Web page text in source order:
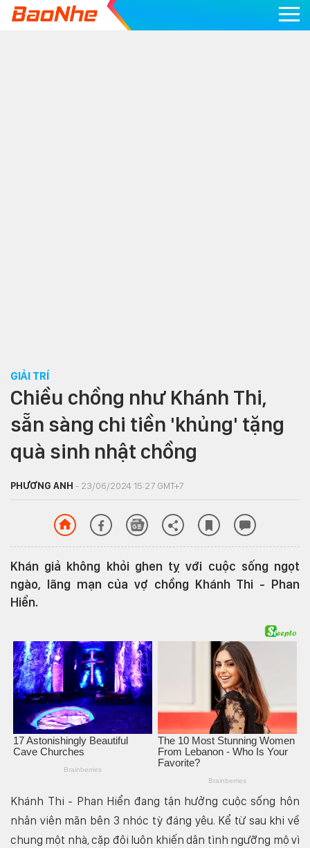
GIẢI TRÍ
Chiều chồng như Khánh Thi,
sẵn sàng chi tiền 'khủng' tặng
quà sinh nhật chồng
PHƯƠNG ANH - 23/06/2024 15:27 GMT+7
Khán giả không khỏi ghen tỵ với cuộc sống ngọt
ngào, lãng mạn của vợ chồng Khánh Thi - Phan
Hiển.
Khánh Thi - Phan Hiển đang tận hưởng cuộc sống hôn
nhân viên mãn bên 3 nhóc tỳ đáng yêu. Kể từ sau khi về
chung một nhà, cặp đôi luôn khiến dân tình ngưỡng mộ vì